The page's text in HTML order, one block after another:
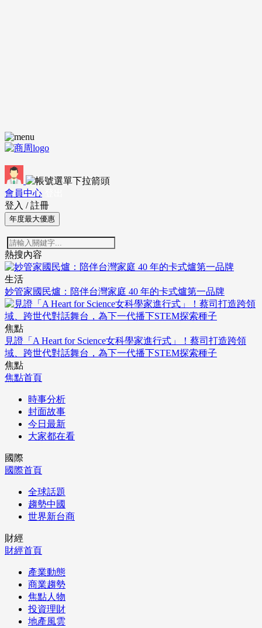
會員中心
登入 / 註冊
年度最大優惠
熱搜內容
生活
妙管家國民爐：陪伴台灣家庭 40 年的卡式爐第一品牌
焦點
見證「A Heart for Science女科學家進行式」！蔡司打造跨領
域、跨世代對話舞台，為下一代播下STEM探索種子
焦點
焦點首頁
時事分析
封面故事
今日最新
大家都在看
國際
國際首頁
全球話題
趨勢中國
世界新台商
財經
財經首頁
產業動態
商業趨勢
焦點人物
投資理財
地產風雲